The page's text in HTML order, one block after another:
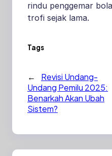
rindu penggemar
trofi sejak lama.
Tags
←
Revisi Undang-
Undang Pemilu 2025:
Benarkah Akan Ubah
Sistem?